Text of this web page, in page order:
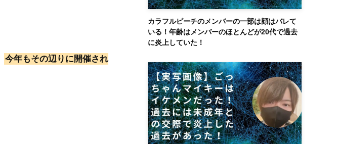
今年もその辺りに開催され
カラフルピーチのメンバーの一部は顔はバレて
いる！年齢はメンバーのほとんどが20代で過去
に炎上していた！